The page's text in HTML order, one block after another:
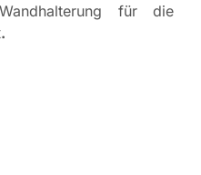
für die